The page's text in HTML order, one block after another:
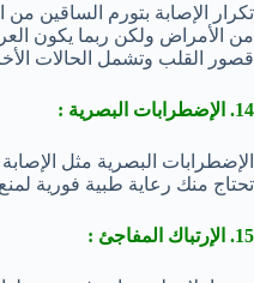
تكرار الإصابة بتورم الساقين من
من الأمراض ولكن ربما يكون
قصور القلب وتشمل الحالات
14. الإضطرابات البصرية :
الإضطرابات البصرية مثل
تحتاج منك رعاية طبية فورية
15. الإرتباك المفاجئ :